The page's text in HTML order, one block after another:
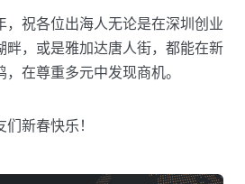
，祝各位出海人无论是在深圳创业
畔，或是雅加达唐人街，都能在新
在尊重多元中发现商机。
新春快乐！